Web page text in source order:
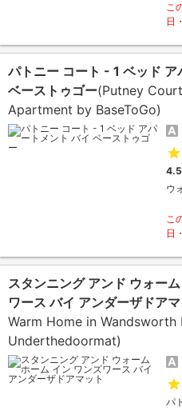
こ
日
パトニー コート - 1 ベッド ア
ベーストゥゴー(Putney
Apartment by BaseToGo)
4.5
ウ
こ
日
スタンニング アンド ウォー
ワース バイ アンダーザドアマ
Warm Home in Wandsworth
Underthedoormat)
パ